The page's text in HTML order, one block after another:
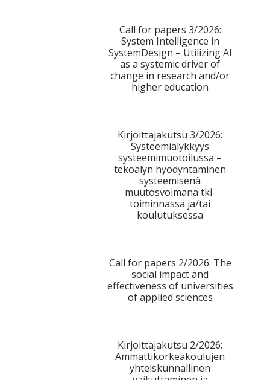
Call for papers 3/2026:
System Intelligence in
SystemDesign – Utilizing AI
as a systemic driver of
change in research and/or
higher education
Kirjoittajakutsu 3/2026:
Systeemiälykkyys
systeemimuotoilussa –
tekoälyn hyödyntäminen
systeemisenä
muutosvoimana tki-
toiminnassa ja/tai
koulutuksessa
Call for papers 2/2026: The
social impact and
effectiveness of universities
of applied sciences
Kirjoittajakutsu 2/2026:
Ammattikorkeakoulujen
yhteiskunnallinen